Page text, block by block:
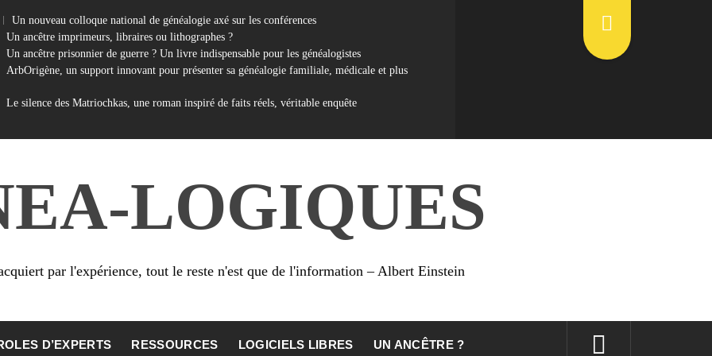
Un nouveau colloque national de généalogie axé sur les conférences
Un ancêtre imprimeurs, libraires ou lithographes ?
Un ancêtre prisonnier de guerre ? Un livre indispensable pour les généalogistes
ArbOrigène, un support innovant pour présenter sa généalogie familiale, médicale et plus
Le silence des Matriochkas, une roman inspiré de faits réels, véritable enquête
LOGIQUES
par l'expérience, tout le reste n'est que de l'information – Albert Einstein
D’EXPERTS RESSOURCES LOGICIELS LIBRES UN ANCÊTRE ?